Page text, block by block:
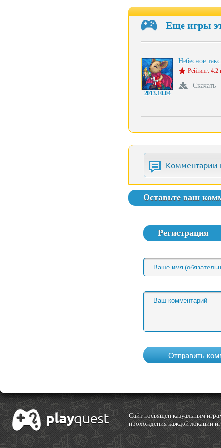
Еще игры
2013.10.04
Небесное
Рейтинг: 4.2
Скачать
Комментарии
Оставьте ваш
Регистрация
Cайт посвящен казуальным
прохождения каждой локации